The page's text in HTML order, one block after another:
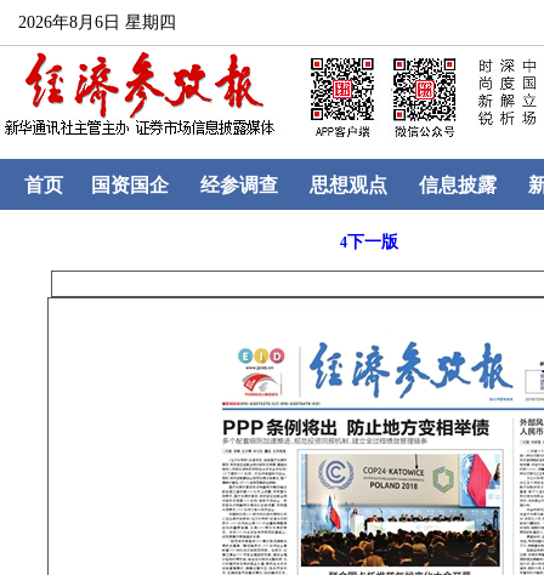
2026年8月6日 星期四
首页 国资国企 经参调查 思想观点 信息披露
4下一版